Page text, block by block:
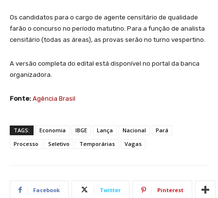
Os candidatos para o cargo de agente censitário de qualidade
farão o concurso no período matutino. Para a função de analista
censitário (todas as áreas), as provas serão no turno vespertino.
A versão completa do edital está disponível no portal da banca
organizadora.
Fonte: Agência Brasil
TAGS: Economia IBGE Lança Nacional
Pará
Processo
Seletivo Temporárias Vagas
Facebook Twitter Pinterest